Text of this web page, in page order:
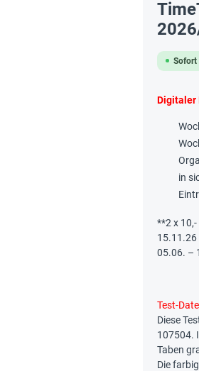
Sofort
Digitaler
in
**2 x
15.11.26
05.06. –
Test-
Diese
107504.
Taben
Die